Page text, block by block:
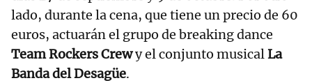
lado, durante la cena, que tiene un precio de 60
euros, actuarán el grupo de breaking dance
Team Rockers Crewy el conjunto musicalLa
Banda del Desagüe.